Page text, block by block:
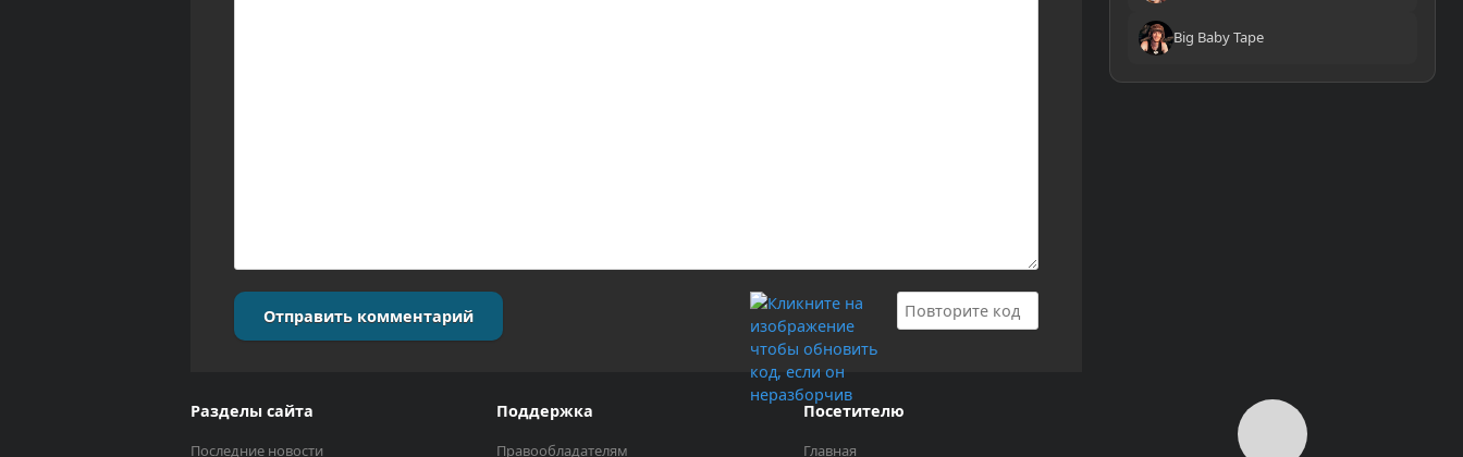
Big Baby Tape
Отправить комментарий
Разделы сайта
Последние новости
Поддержка
Правообладателям
Посетителю
Главная